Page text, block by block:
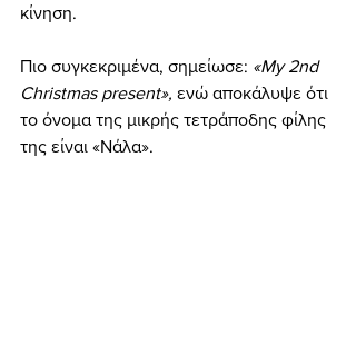
κίνηση.
Πιο συγκεκριμένα, σημείωσε: «My 2nd
Christmas present», ενώ αποκάλυψε ότι
το όνομα της μικρής τετράποδης φίλης
της είναι «Νάλα».